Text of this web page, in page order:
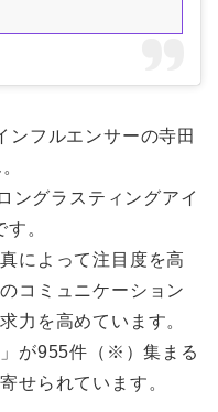
ンフルエンサーの寺田
ングラスティングアイ
。
によって注目度を高
コミュニケーション
力を高めています。
が955件（※）集まる
せられています。